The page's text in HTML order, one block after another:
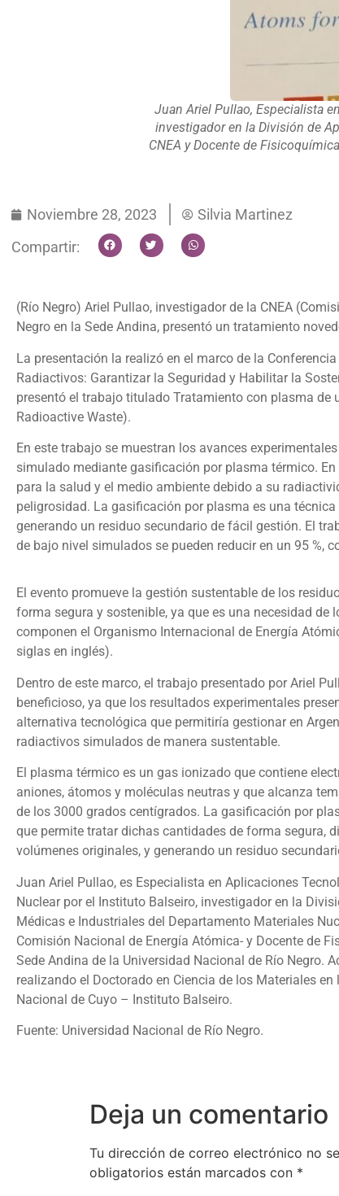
Juan Ariel Pullao, Especialista
investigador en la División de
CNEA y Docente de
Noviembre 28, 2023
Silvia Martinez
Compartir:
(Río Negro) Ariel Pullao, investigador de la CNEA
Negro en la Sede Andina, presentó un tratamiento
La presentación la realizó en el marco de la
Radiactivos: Garantizar la Seguridad y Habilitar la
presentó el trabajo titulado Tratamiento con plasma
Radioactive Waste).
En este trabajo se muestran los avances
simulado mediante gasificación por plasma térmico.
para la salud y el medio ambiente debido a su
peligrosidad. La gasificación por plasma es una
generando un residuo secundario de fácil gestión. El
de bajo nivel simulados se pueden reducir en un 95 %,
El evento promueve la gestión sustentable de los
forma segura y sostenible, ya que es una necesidad de
componen el Organismo Internacional de Energía
siglas en inglés).
Dentro de este marco, el trabajo presentado por Ariel
beneficioso, ya que los resultados experimentales
alternativa tecnológica que permitiría gestionar en
radiactivos simulados de manera sustentable.
El plasma térmico es un gas ionizado que contiene
aniones, átomos y moléculas neutras y que alcanza
de los 3000 grados centígrados. La gasificación por
que permite tratar dichas cantidades de forma segura,
volúmenes originales, y generando un residuo
Juan Ariel Pullao, es Especialista en Aplicaciones
Nuclear por el Instituto Balseiro, investigador en la
Médicas e Industriales del Departamento Materiales
Comisión Nacional de Energía Atómica- y Docente de
Sede Andina de la Universidad Nacional de Río Negro.
realizando el Doctorado en Ciencia de los Materiales en
Nacional de Cuyo – Instituto Balseiro.
Fuente: Universidad Nacional de Río Negro.
Deja un comentario
Tu dirección de correo electrónico no
obligatorios están marcados con *